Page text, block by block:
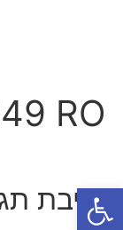
RO
כתיבת
פתח סרגל נגישות